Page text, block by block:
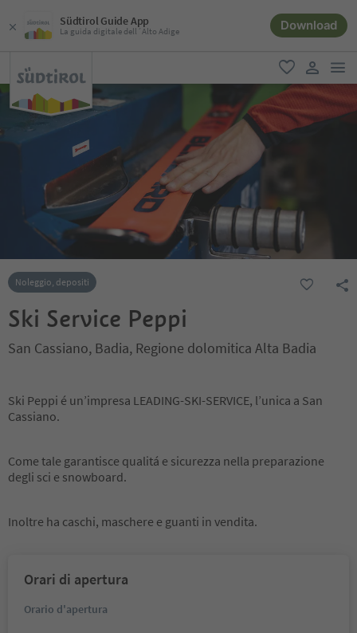
Südtirol Guide App
La guida digitale dell´Alto Adige Download
favoriti
user link
Noleggio, depositi
Ski Service Peppi
San Cassiano, Badia, Regione dolomitica Alta Badia
Ski Peppi é un’impresa LEADING-SKI-SERVICE, l’unica a San
Cassiano.
Come tale garantisce qualitá e sicurezza nella preparazione
degli sci e snowboard.
Inoltre ha caschi, maschere e guanti in vendita.
Orari di apertura
Orario d'apertura